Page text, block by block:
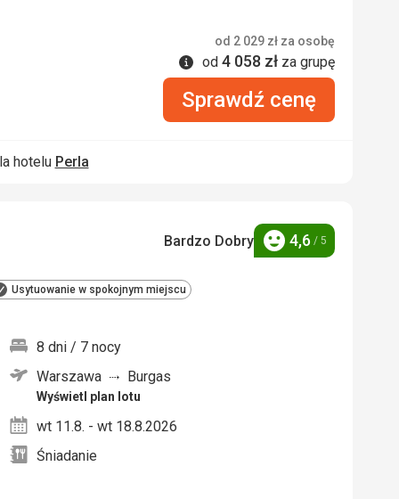
od 2 029 zł za osobę
Informacje
od 4 058 zł za grupę
Sprawdź cenę
hotelu Perla
Bardzo Dobry Ocena
4,6 / 5
Usytuowanie w spokojnym miejscu
8 dni / 7 nocy
Warszawa
Burgas
Wyświetl plan lotu
wt 11.8. - wt 18.8.2026
Śniadanie